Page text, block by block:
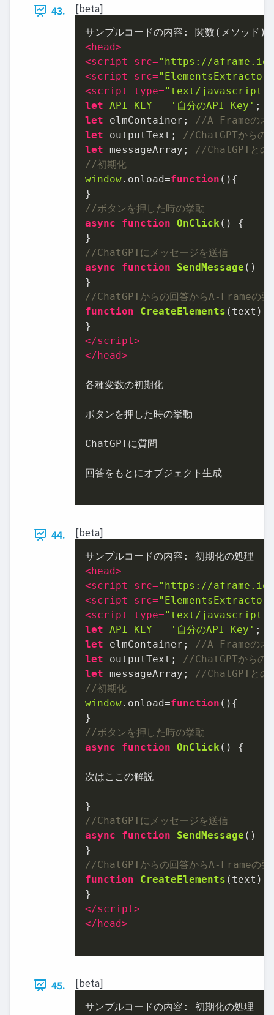
43. [beta]
<head>
<script src="https://
<script src=
<script type="text/javascript"
let API_KEY = '⾃分のAPI Key' ;
let elmContainer; //A-Frameのオ
let outputText; //ChatGPTからの
let messageArray; //ChatGPTとの
//初期化
window. onload=function ( ){
//ボタンを押した時の挙動
async
function OnClick ( ) {
//ChatGPTにメッセージを送信
async
function SendMessage ( ) {
//ChatGPTからの回答からA-Frameの要
function
CreateElements ( text ){
</script>
</head>
各種変数の初期化
ボタンを押した時の挙動
ChatGPTに質問
回答をもとにオブジェクト⽣成
44. [beta]
<head>
<script src="https://
<script src=
<script type="text/javascript"
let API_KEY = '⾃分のAPI Key'
let elmContainer; //A-Frameのオ
let outputText; //ChatGPTからの
let messageArray; //ChatGPTとの
//初期化
window. onload=function ( ){
//ボタンを押した時の挙動
async
function OnClick ( ) {
次はここの解説
//ChatGPTにメッセージを送信
async
function SendMessage ( ) {
//ChatGPTからの回答からA-Frameの要
function
CreateElements ( text ){
</script>
</head>
45. [beta]